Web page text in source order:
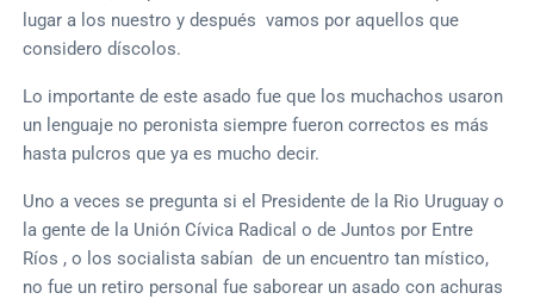
lugar a los nuestro y después vamos por aquellos que
considero díscolos.
Lo importante de este asado fue que los muchachos usaron
un lenguaje no peronista siempre fueron correctos es más
hasta pulcros que ya es mucho decir.
Uno a veces se pregunta si el Presidente de la Rio Uruguay o
la gente de la Unión Cívica Radical o de Juntos por Entre
Ríos , o los socialista sabían de un encuentro tan místico,
no fue un retiro personal fue saborear un asado con achuras